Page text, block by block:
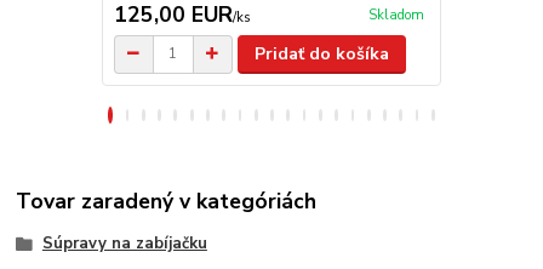
125,00 EUR/ks Skladom
Pridať do košíka
Tovar zaradený v kategóriách
Súpravy na zabíjačku